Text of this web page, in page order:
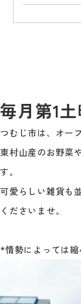
毎月第1土
つむじ市は、オー
東村山産のお野菜
す。
可愛らしい雑貨も
くださいませ。
*情勢によっては縮